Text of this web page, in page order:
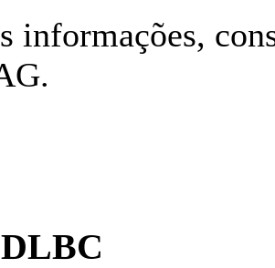
informações,